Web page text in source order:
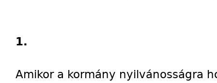
1.
Amikor a kormány nyilvánosságra